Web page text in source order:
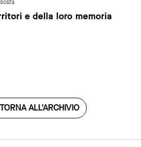
loro memoria
TORNA ALL'ARCHIVIO